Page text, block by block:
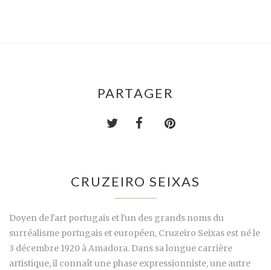
PARTAGER
CRUZEIRO SEIXAS
Doyen de l'art portugais et l'un des grands noms du
surréalisme portugais et européen, Cruzeiro Seixas est né le
3 décembre 1920 à Amadora. Dans sa longue carrière
artistique, il connaît une phase expressionniste, une autre